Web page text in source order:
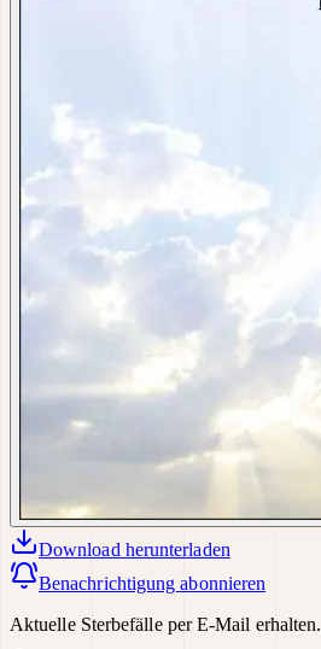
Download herunterladen
Benachrichtigung abonnieren
Aktuelle Sterbefälle per E-Mail erhalten.